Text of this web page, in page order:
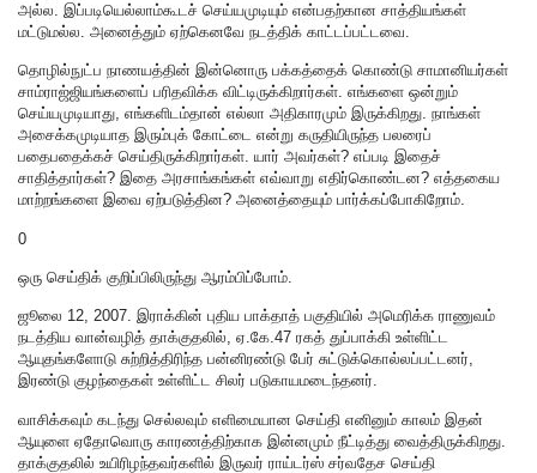
அல்ல. இப்படியெல்லாம்கூடச் செய்யமுடியும் என்பதற்கான சாத்தியங்கள்
மட்டுமல்ல. அனைத்தும் ஏற்கெனவே நடத்திக் காட்டப்பட்டவை.
தொழில்நுட்ப நாணயத்தின் இன்னொரு பக்கத்தைக் கொண்டு சாமானியர்கள்
சாம்ராஜ்ஜியங்களைப் பரிதவிக்க விட்டிருக்கிறார்கள். எங்களை ஒன்றும்
செய்யமுடியாது, எங்களிடம்தான் எல்லா அதிகாரமும் இருக்கிறது. நாங்கள்
அசைக்கமுடியாத இரும்புக் கோட்டை என்று கருதியிருந்த பலரைப்
பதைபதைக்கச் செய்திருக்கிறார்கள். யார் அவர்கள்? எப்படி இதைச்
சாதித்தார்கள்? இதை அரசாங்கங்கள் எவ்வாறு எதிர்கொண்டன? எத்தகைய
மாற்றங்களை இவை ஏற்படுத்தின? அனைத்தையும் பார்க்கப்போகிறோம்.
0
ஒரு செய்திக் குறிப்பிலிருந்து ஆரம்பிப்போம்.
ஜூலை 12, 2007. இராக்கின் புதிய பாக்தாத் பகுதியில் அமெரிக்க ராணுவம்
நடத்திய வான்வழித் தாக்குதலில், ஏ.கே.47 ரகத் துப்பாக்கி உள்ளிட்ட
ஆயுதங்களோடு சுற்றித்திரிந்த பன்னிரண்டு பேர் சுட்டுக்கொல்லப்பட்டனர்,
இரண்டு குழந்தைகள் உள்ளிட்ட சிலர் படுகாயமடைந்தனர்.
வாசிக்கவும் கடந்து செல்லவும் எளிமையான செய்தி எனினும் காலம் இதன்
ஆயுளை ஏதோவொரு காரணத்திற்காக இன்னமும் நீட்டித்து வைத்திருக்கிறது.
தாக்குதலில் உயிரிழந்தவர்களில் இருவர் ராய்டர்ஸ் சர்வதேச செய்தி